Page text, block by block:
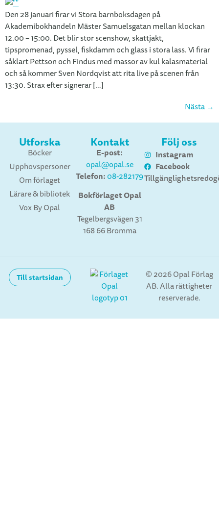
Den 28 januari firar vi Stora barnboksdagen på
Akademibokhandeln Mäster Samuelsgatan mellan klockan
12.00 – 15:00. Det blir stor scenshow, skattjakt,
tipspromenad, pyssel, fiskdamm och glass i stora lass. Vi firar
såklart Pettson och Findus med massor av kul kalasmaterial
och så kommer Sven Nordqvist att rita live på scenen från
13:30. Strax efter signerar […]
Nästa →
Utforska
Böcker
Upphovspersoner
Om förlaget
Lärare & bibliotek
Vox By Opal
Kontakt
E-post:
opal@opal.se
Telefon:08-282179
Bokförlaget Opal
AB
Tegelbergsvägen 31
168 66 Bromma
Följ oss
Instagram
Facebook
Till startsidan
© 2026 Opal Förlag
AB. Alla rättigheter
reserverade.